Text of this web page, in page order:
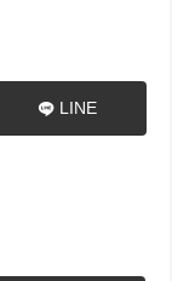
LINE